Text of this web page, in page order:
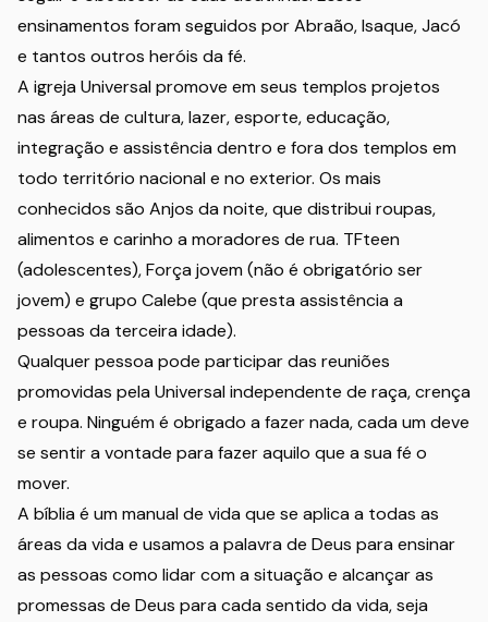
ensinamentos foram seguidos por Abraão, Isaque, Jacó
e tantos outros heróis da fé.
A igreja Universal promove em seus templos projetos
nas áreas de cultura, lazer, esporte, educação,
integração e assistência dentro e fora dos templos em
todo território nacional e no exterior. Os mais
conhecidos são Anjos da noite, que distribui roupas,
alimentos e carinho a moradores de rua. TFteen
(adolescentes), Força jovem (não é obrigatório ser
jovem) e grupo Calebe (que presta assistência a
pessoas da terceira idade).
Qualquer pessoa pode participar das reuniões
promovidas pela Universal independente de raça, crença
e roupa. Ninguém é obrigado a fazer nada, cada um deve
se sentir a vontade para fazer aquilo que a sua fé o
mover.
A bíblia é um manual de vida que se aplica a todas as
áreas da vida e usamos a palavra de Deus para ensinar
as pessoas como lidar com a situação e alcançar as
promessas de Deus para cada sentido da vida, seja